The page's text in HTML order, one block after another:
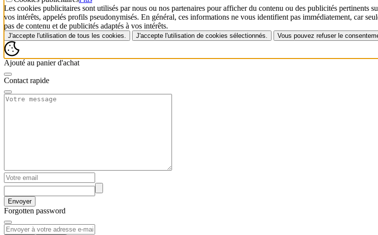
Les cookies publicitaires sont utilisés par nous ou nos partenaires pour afficher du contenu ou des publicités pertinents
vos intérêts, appelés profils pseudonymisés. En général, ces informations ne vous identifient pas immédiatement, car
pas de contenu et de publicités adaptés à vos intérêts.
J'accepte l'utilisation de tous les cookies. J'accepte l'utilisation de cookies sélectionnés. Vous pouvez refuser le
Ajouté au panier d'achat
Contact rapide
Envoyer
Forgotten password